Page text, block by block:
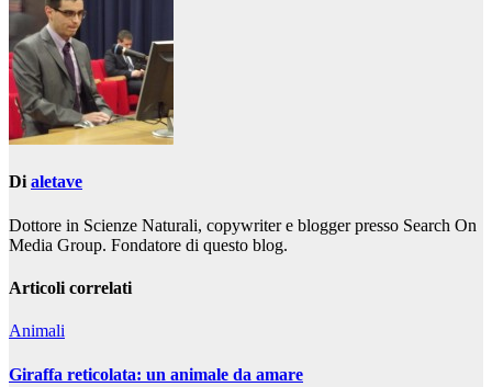
Dialetave
Dottore in Scienze Naturali, copywriter e blogger presso Search On
Media Group. Fondatore di questo blog.
Articoli correlati
Animali
Giraffa reticolata: un animale da amare